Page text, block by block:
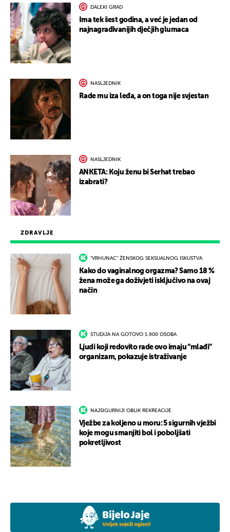
ZDRAVLJE
"VRHUNAC" ŽENSKOG SEKSUALNOG ISKUSTVA
Kako do vaginalnog orgazma? Samo 18 %
žena može ga doživjeti isključivo na ovaj
način
STUDIJA NA GOTOVO 1.900 OSOBA
Ljudi koji redovito rade ovo imaju “mlađi”
organizam, pokazuje istraživanje
NAJSIGURNIJI OBLIK REKREACIJE
Vježbe za koljeno u moru: 5 sigurnih vježbi
koje mogu smanjiti bol i poboljšati
pokretljivost
DALEKI GRAD
Ima tek šest godina, a već je jedan od
najnagrađivanijih dječjih glumaca
NASLJEDNIK
Rade mu iza leđa, a on toga nije svjestan
NASLJEDNIK
ANKETA: Koju ženu bi Serhat trebao
izabrati?